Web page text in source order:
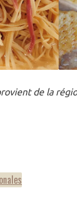
de la